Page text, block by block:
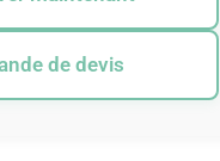
de devis